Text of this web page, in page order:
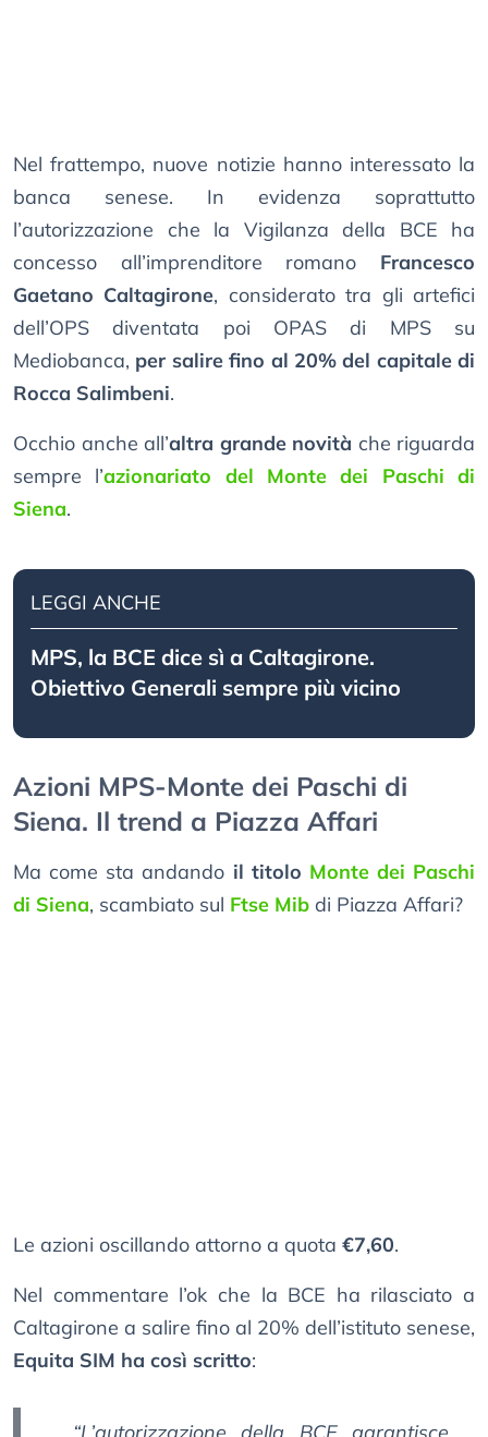
Nel frattempo, nuove notizie hanno interessato la
banca senese. In evidenza soprattutto
l’autorizzazione che la Vigilanza della BCE ha
concesso all’imprenditore romano Francesco
Gaetano Caltagirone, considerato tra gli artefici
dell’OPS diventata poi OPAS di MPS su
Mediobanca, per salire fino al 20% del capitale di
Rocca Salimbeni.
Occhio anche all’altra grande novità che riguarda
sempre l’azionariato del Monte dei Paschi di
Siena.
LEGGI ANCHE
MPS, la BCE dice sì a Caltagirone.
Obiettivo Generali sempre più vicino
Azioni MPS-Monte dei Paschi di
Siena. Il trend a Piazza Affari
Ma come sta andando il titolo Monte dei Paschi
di Siena, scambiato sul Ftse Mib di Piazza Affari?
Le azioni oscillando attorno a quota €7,60.
Nel commentare l’ok che la BCE ha rilasciato a
Caltagirone a salire fino al 20% dell’istituto senese,
Equita SIM ha così scritto: